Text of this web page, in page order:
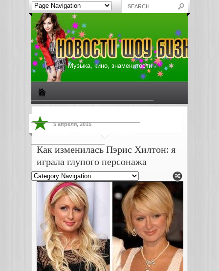
Музыка, кино, знаменитости
Жизнь звезд Музыкальные новости
Новости киноиндустрии
5 апреля, 2015
Как изменилась Пэрис Хилтон: я
играла глупого персонажа